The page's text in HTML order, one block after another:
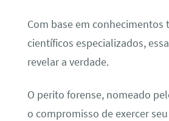
Com base em conhecimentos
científicos especializados,
revelar a verdade.
O perito forense, nomeado
o compromisso de exercer